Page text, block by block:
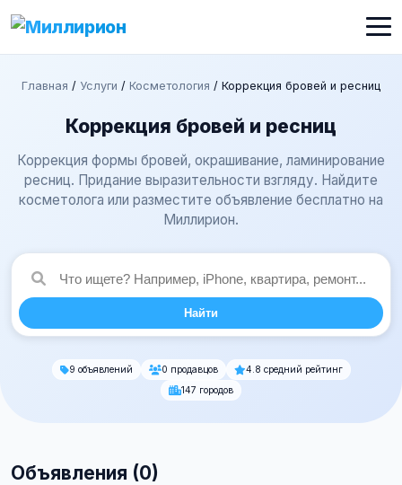
Главная / Услуги / Косметология / Коррекция бровей и ресниц
Коррекция бровей и ресниц
Коррекция формы бровей, окрашивание, ламинирование
ресниц. Придание выразительности взгляду. Найдите
косметолога или разместите объявление бесплатно на
Миллирион.
Найти
9 объявлений 0 продавцов
4.8 средний рейтинг
147 городов
Объявления (0)